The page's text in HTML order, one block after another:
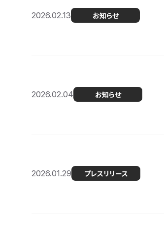
2026.02.13 お知らせ
2026.02.04 お知らせ
2026.01.29 プレスリリース